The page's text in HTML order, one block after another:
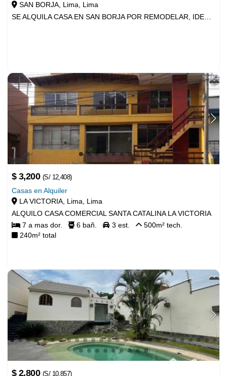
Anuncios Relacionados
$ 1,800
SAN BORJA, Lima, Lima
Casas en Alquiler
LA VICTORIA, Lima, Lima
ALQUILO CASA COMERCIAL SANTA CATALINA LA VICTORIA
7 a mas dor. 6 bañ. 3 est. 500m² tech.
240m² total